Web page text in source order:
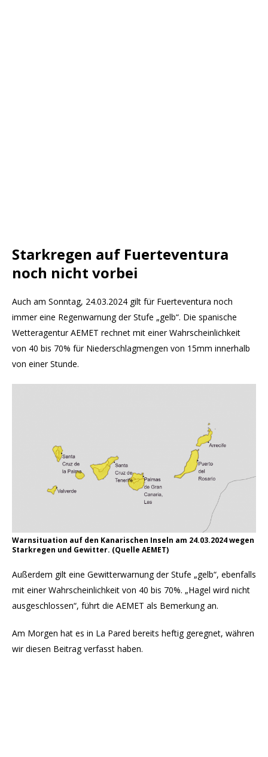
Starkregen auf Fuerteventura
noch nicht vorbei
Auch am Sonntag, 24.03.2024 gilt für Fuerteventura noch
immer eine Regenwarnung der Stufe „gelb“. Die spanische
Wetteragentur AEMET rechnet mit einer Wahrscheinlichkeit
von 40 bis 70% für Niederschlagmengen von 15mm innerhalb
von einer Stunde.
Warnsituation auf den Kanarischen Inseln am 24.03.2024 wegen
Starkregen und Gewitter. (Quelle AEMET)
Außerdem gilt eine Gewitterwarnung der Stufe „gelb“, ebenfalls
mit einer Wahrscheinlichkeit von 40 bis 70%. „Hagel wird nicht
ausgeschlossen“, führt die AEMET als Bemerkung an.
Am Morgen hat es in La Pared bereits heftig geregnet, währen
wir diesen Beitrag verfasst haben.